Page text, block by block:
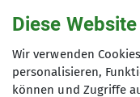
Wir als
fast durchweg
das hat uns sehr
Da in 2026 der
Diese
Wir verwenden
personalisieren,
können und Zugriffe